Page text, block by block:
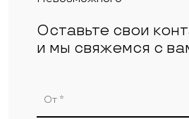
Оставьте свои
и мы свяжемся с